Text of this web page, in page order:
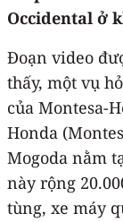
Occidental ở
Đoạn video
thấy, một vụ
của Montesa-
Honda
Mogoda nằm
này rộng
tùng, xe máy